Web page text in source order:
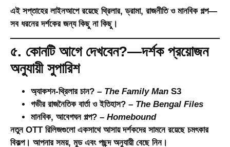
এই সপ্তাহের লাইনআপে রয়েছে থ্রিলার, ড্রামা, রাজনীতি ও মানবিক গল্প—
সব ধরনের দর্শকের জন্য কিছু না কিছু।
৫. কোনটি আগে দেখবেন?—দর্শক প্রয়োজন
অনুযায়ী সুপারিশ
অ্যাকশন-থ্রিলার চান? – The Family Man S3
গভীর রাজনৈতিক বার্তা ও ইতিহাস? – The Bengal Files
মানবিক, আবেগঘন গল্প? – Homebound
নতুন OTT রিলিজগুলো একসাথে আসায় দর্শকদের সামনে রয়েছে চমৎকার
বিকল্প। আপনার সময়, মুড এবং পছন্দ অনুযায়ী বেছে নিন।